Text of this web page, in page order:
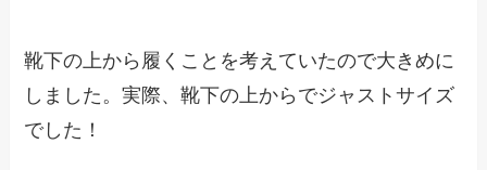
靴下の上から履くことを考えていたので大きめに
しました。実際、靴下の上からでジャストサイズ
でした！